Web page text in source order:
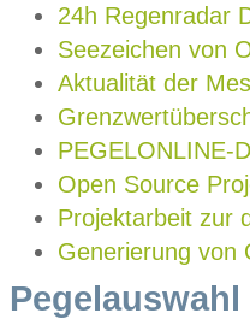
24h Regenradar
Seezeichen von
Aktualität der
PEGELONLINE-
Open Source
Projektarbeit zur
Generierung von